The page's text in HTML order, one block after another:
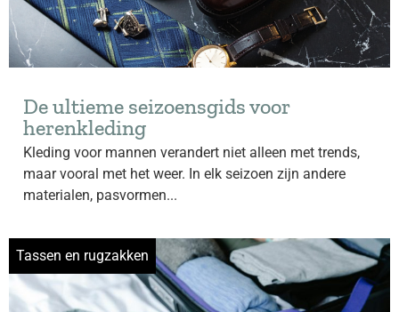
De ultieme seizoensgids voor
herenkleding
Kleding voor mannen verandert niet alleen met trends,
maar vooral met het weer. In elk seizoen zijn andere
materialen, pasvormen...
Tassen en rugzakken